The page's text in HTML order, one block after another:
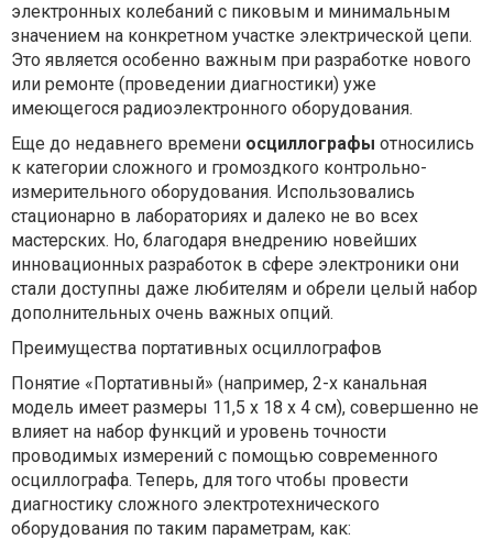
электронных колебаний с пиковым и минимальным
значением на конкретном участке электрической цепи.
Это является особенно важным при разработке нового
или ремонте (проведении диагностики) уже
имеющегося радиоэлектронного оборудования.
Еще до недавнего времени осциллографы относились
к категории сложного и громоздкого контрольно-
измерительного оборудования. Использовались
стационарно в лабораториях и далеко не во всех
мастерских. Но, благодаря внедрению новейших
инновационных разработок в сфере электроники они
стали доступны даже любителям и обрели целый набор
дополнительных очень важных опций.
Преимущества портативных осциллографов
Понятие «Портативный» (например, 2-х канальная
модель имеет размеры 11,5 х 18 х 4 см), совершенно не
влияет на набор функций и уровень точности
проводимых измерений с помощью современного
осциллографа. Теперь, для того чтобы провести
диагностику сложного электротехнического
оборудования по таким параметрам, как: